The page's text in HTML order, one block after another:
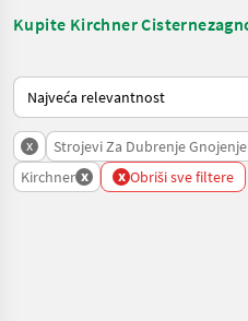
Kupite Kirchner
Način na koji sortira
x Strojevi Za Dubrenje
Kirchner x x Obriši sve filtere